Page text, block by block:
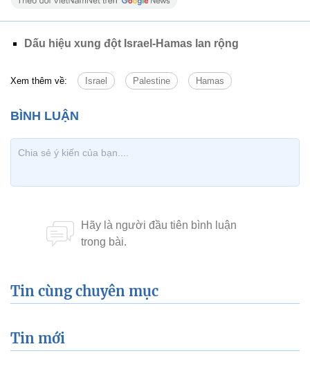
Dấu hiệu xung đột Israel-Hamas lan rộng
Xem thêm về: Israel Palestine Hamas
Tin cùng chuyên mục
Tin mới